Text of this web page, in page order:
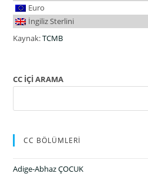
Euro
İngiliz Sterlini
Kaynak:TCMB
CC İÇİ ARAMA
CC BÖLÜMLERİ
Adige-Abhaz ÇOCUK